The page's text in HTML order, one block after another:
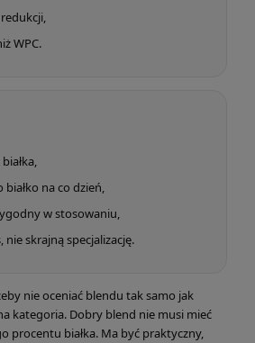
WPC.
na co dzień,
w stosowaniu,
nie skrajną specjalizację.
nie oceniać blendu tak samo jak
kategoria. Dobry blend nie musi mieć
procentu białka. Ma być praktyczny,